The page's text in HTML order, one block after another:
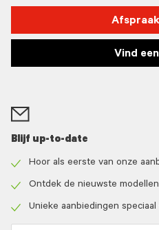
Vind
Blijf up-to-date
icon
Hoor als eerste van onze
icon
Ontdek de nieuwste
Unieke aanbiedingen